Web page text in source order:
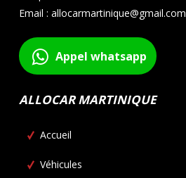
Email : allocarmartinique@gmail.com
Appel whatsapp
ALLOCAR MARTINIQUE
Accueil
Véhicules